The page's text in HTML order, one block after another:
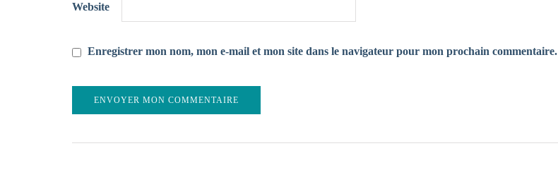
Website
Enregistrer mon nom, mon e-mail et mon site dans le navigateur pour mon prochain commentaire.